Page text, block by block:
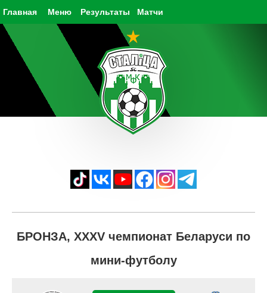
Главная Результаты Матчи
Меню
БРОНЗА, XXXV чемпионат Беларуси по
мини-футболу